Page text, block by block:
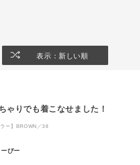
表示：新しい順
ゃりでも着こなせました！
ー】BROWN／38
ーびー